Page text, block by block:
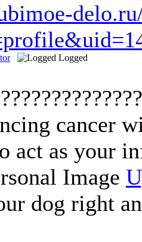
Logged
cancer
act as your
Image
dog right